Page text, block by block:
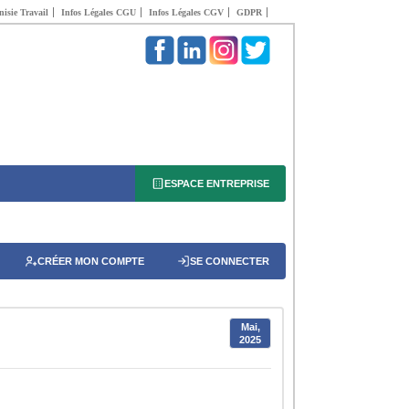
Travail Infos Légales CGU Infos Légales CGV GDPR
ESPACE ENTREPRISE
CRÉER MON COMPTE SE CONNECTER
Mai,
2025